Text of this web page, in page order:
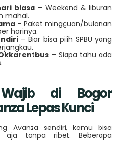
biasa – Weekend & liburan
mahal.
– Paket mingguan/bulanan
harinya.
– Biar bisa pilih SPBU yang
– Siapa tahu ada
Wajib di Bogor
Lepas Kunci
Avanza sendiri, kamu bisa
tanpa ribet. Beberapa